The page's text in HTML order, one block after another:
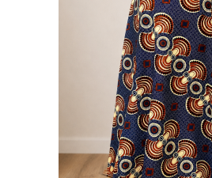
AJOUTER AU